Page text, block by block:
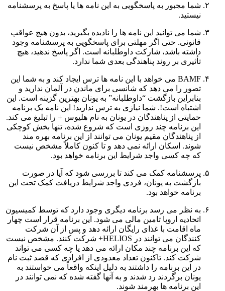
شما مجبور به پاسخگویی به این نامه ها یا پاسخ به پرسشنامه
نیستید.
شما می توانید این نامه ها را نادیده بگیرید، بدون هیچ عواقب
قانونی. حتی اگر مهلتی برای پاسخگویی به پرسشنامه وجود
داشته باشد، شارکت داوطلبانه است. اگر پاسخ ندهید، هیچ
تأثیری بر روند پناهندگی بعدی شما ندارد.
BAMF می خواهد با این نامه ها ترس ایجاد کند و به شما این
تصور را می دهد که شانسی برای ماندن در آلمان ندارید و
بنابراین بازگشت “داوطلبانه” به یونان بهترین گزینه است. این
اشتباه است!. شما نیازی به ترس ندارید! این نامه یک برنامه
حمایتی از پناهندگان در یونان به نام هلیوس + را تبلیغ می کند.
این برنامه چند روزی است که شروع شده، تنها بخش کوچکی
از پناهندگان مقیم یونان می توانند از این برنامه بهره مند
شوند. اسکان ارائه نمی دهد و تا کنون کاملاً مشخص نیست
که چه کسی واجد شرایط این برنامه خواهد بود.
پرسشنامه کمک می کند تا بررسی شود که آیا در صورت
بازگشت به یونان، فردی واجد شرایط دریافت کمک تحت این
برنامه خواهد بود.
به نظر می رسد برنامه دیگری وجود دارد که توسط کمیسیون
اتحادیه اروپا تامین مالی می شود. این برنامه قرار است چهار
ماه اقامت با غذای رایگان ارائه دهد و پس از آن شرکت
کنندگان می توانند در HELIOS+ شرکت کنند. مشخص نیست
که این برنامه چند مکان ارائه می دهد یا چه کسی می تواند
شرکت کند. تاکنون تعداد معدودی از افرادی که قصد ثبت نام
در این برنامه را داشتند به دلیل اینکه واقعاً می خواستند به
یونان برگردند رد شدند و به آنها گفته شده که نمی توانند در
این برنامه ها بهرمند شوند.